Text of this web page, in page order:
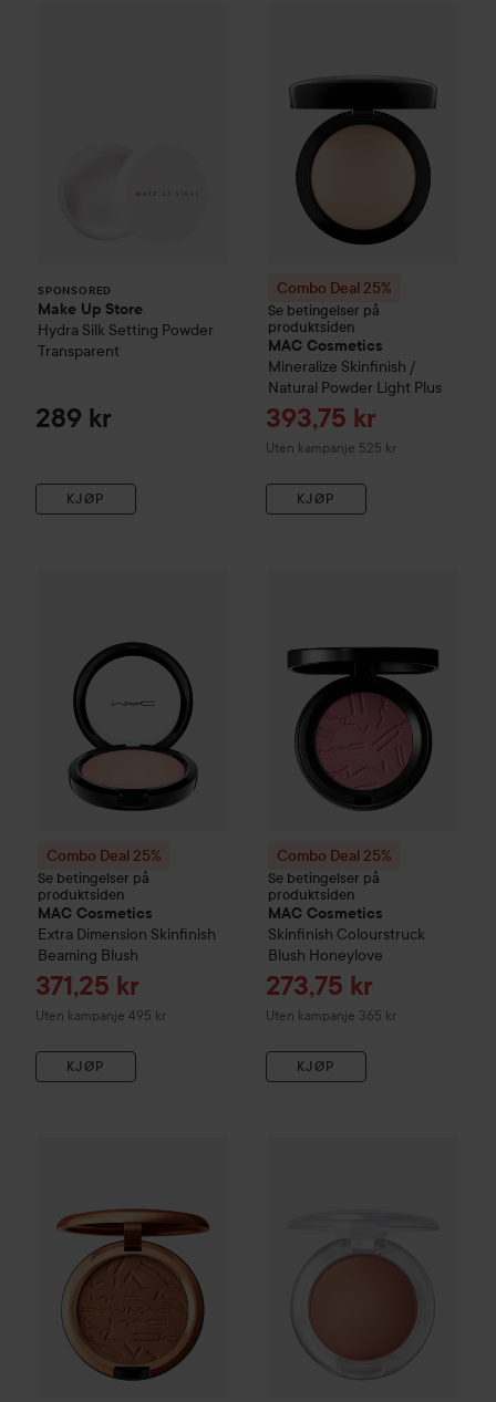
SPONSORED
Make Up Store
Hydra Silk Setting Powder
Transparent
289 kr
KJØP
Combo Deal 25%
Se betingelser på
produktsiden
MAC Cosmetics
Mineralize Skinfinish /
Natural Powder Light Plus
Tilbudspris
393,75 kr
Uten kampanje 525 kr
KJØP
Combo Deal 25%
Se betingelser på
produktsiden
MAC Cosmetics
Extra Dimension Skinfinish
Beaming Blush
Tilbudspris
371,25 kr
Uten kampanje 495 kr
KJØP
Combo Deal 25%
Se betingelser på
produktsiden
MAC Cosmetics
Skinfinish Colourstruck
Blush Honeylove
Tilbudspris
273,75 kr
Uten kampanje 365 kr
KJØP